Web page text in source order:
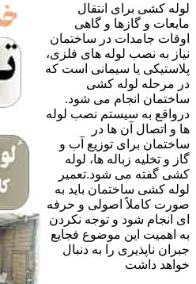
لوله کشی برای انتقال
مایعات و گازها و گاهی
اوقات جامدات در ساختمان
نیاز به نصب لوله های فلزی،
پلاستیکی یا سیمانی است که
در مرحله لوله کشی
ساختمان انجام می شود.
درواقع به سیستم نصب لوله
ها و اتصال آن ها در
ساختمان برای توزیع آب و
گاز و تخلیه زباله ها، لوله
کشی گفته می شود.تعمیر
لوله کشی ساختمان باید به
صورت کاملاً اصولی و حرفه
ای انجام شود و توجه نکردن
به اهمیت این موضوع فجایع
جبران ناپذیری را به دنبال
خواهد داشت